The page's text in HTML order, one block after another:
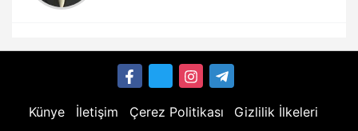
Künye İletişim Çerez Politikası Gizlilik İlkeleri